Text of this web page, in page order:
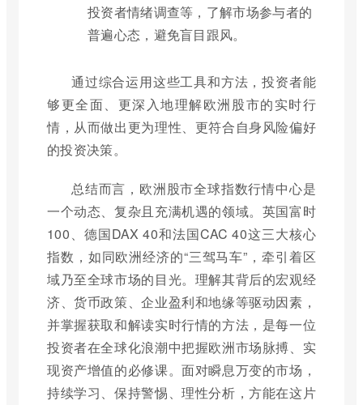
投资者情绪调查等，了解市场参与者的
普遍心态，避免盲目跟风。
通过综合运用这些工具和方法，投资者能
够更全面、更深入地理解欧洲股市的实时行
情，从而做出更为理性、更符合自身风险偏好
的投资决策。
总结而言，欧洲股市全球指数行情中心是
一个动态、复杂且充满机遇的领域。英国富时
100、德国DAX 40和法国CAC 40这三大核心
指数，如同欧洲经济的“三驾马车”，牵引着区
域乃至全球市场的目光。理解其背后的宏观经
济、货币政策、企业盈利和地缘等驱动因素，
并掌握获取和解读实时行情的方法，是每一位
投资者在全球化浪潮中把握欧洲市场脉搏、实
现资产增值的必修课。面对瞬息万变的市场，
持续学习、保持警惕、理性分析，方能在这片